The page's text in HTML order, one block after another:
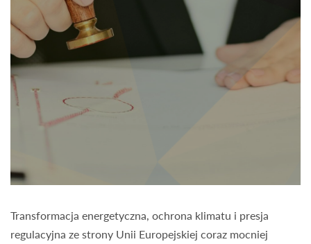
Transformacja energetyczna, ochrona klimatu i presja
regulacyjna ze strony Unii Europejskiej coraz mocniej